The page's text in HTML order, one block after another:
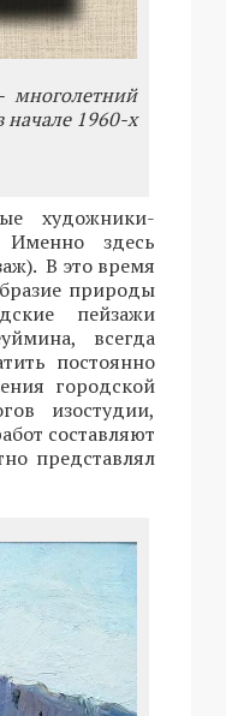
1960-х
художники-
здесь
В это время
природы
пейзажи
всегда
постоянно
городской
изостудии,
составляют
представлял